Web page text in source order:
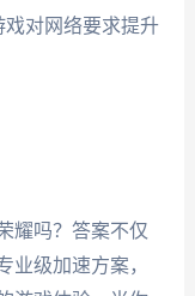
戏对网络要求提升
耀吗？答案不仅
业级加速方案，